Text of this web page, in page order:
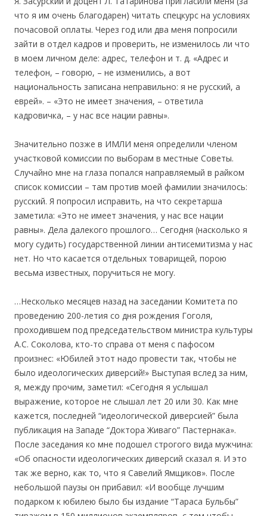
что я им очень благодарен) читать спецкурс на условиях
почасовой оплаты. Через год или два меня попросили
зайти в отдел кадров и проверить, не изменилось ли что
в моем личном деле: адрес, телефон и т. д. «Адрес и
телефон, – говорю, – не изменились, а вот
национальность записана неправильно: я не русский, а
еврей». – «Это не имеет значения, – ответила
кадровичка, – у нас все нации равны».
Значительно позже в ИМЛИ меня определили членом
участковой комиссии по выборам в местные Советы.
Случайно мне на глаза попался направляемый в райком
список комиссии – там против моей фамилии значилось:
русский. Я попросил исправить, на что секретарша
заметила: «Это не имеет значения, у нас все нации
равны». Дела далекого прошлого… Сегодня (насколько я
могу судить) государственной линии антисемитизма у нас
нет. Но что касается отдельных товарищей, порою
весьма известных, поручиться не могу.
…Несколько месяцев назад на заседании Комитета по
проведению 200-летия со дня рождения Гоголя,
проходившем под председательством министра культуры
A.C. Соколова, кто-то справа от меня с пафосом
произнес: «Юбилей этот надо провести так, чтобы не
было идеологических диверсий!» Выступая вслед за ним,
я, между прочим, заметил: «Сегодня я услышал
выражение, которое не слышал лет 20 или 30. Как мне
кажется, последней “идеологической диверсией” была
публикация на Западе “Доктора Живаго” Пастернака».
После заседания ко мне подошел строгого вида мужчина:
«Об опасности идеологических диверсий сказал я. И это
так же верно, как то, что я Савелий Ямщиков». После
небольшой паузы он прибавил: «И вообще лучшим
подарком к юбилею было бы издание “Тараса Бульбы”